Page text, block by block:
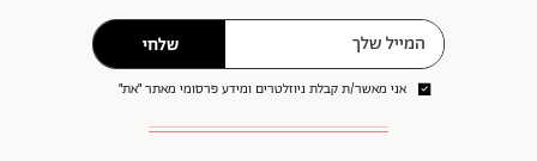
שלחי
אני מאשר/ת קבלת ניוזלטרים ומידע פרסומי מאתר ״את״